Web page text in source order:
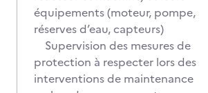
équipements (moteur, pompe,
réserves d’eau, capteurs)
Supervision des mesures de
protection à respecter lors des
interventions de maintenance